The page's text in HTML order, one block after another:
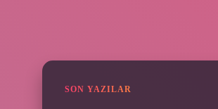
SON YAZILAR